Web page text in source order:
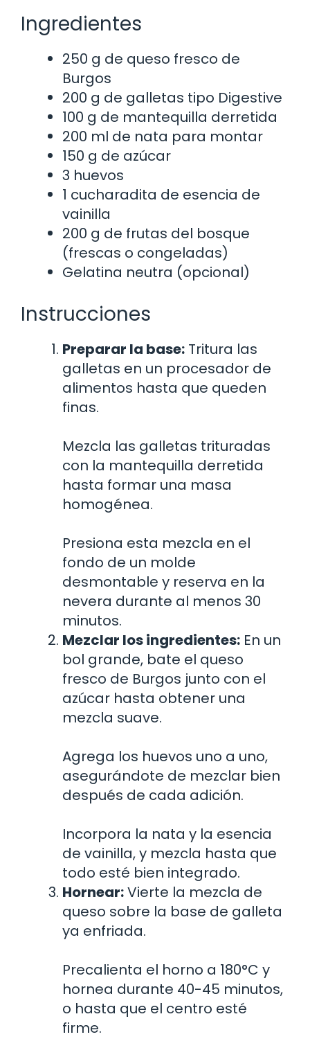
Ingredientes
250 g de queso fresco de
Burgos
200 g de galletas tipo Digestive
100 g de mantequilla derretida
200 ml de nata para montar
150 g de azúcar
3 huevos
1 cucharadita de esencia de
vainilla
200 g de frutas del bosque
(frescas o congeladas)
Gelatina neutra (opcional)
Instrucciones
Preparar la base: Tritura las
galletas en un procesador de
alimentos hasta que queden
finas.
Mezcla las galletas trituradas
con la mantequilla derretida
hasta formar una masa
homogénea.
Presiona esta mezcla en el
fondo de un molde
desmontable y reserva en la
nevera durante al menos 30
minutos.
Mezclar los ingredientes: En un
bol grande, bate el queso
fresco de Burgos junto con el
azúcar hasta obtener una
mezcla suave.
Agrega los huevos uno a uno,
asegurándote de mezclar bien
después de cada adición.
Incorpora la nata y la esencia
de vainilla, y mezcla hasta que
todo esté bien integrado.
Hornear:Vierte la mezcla de
queso sobre la base de galleta
ya enfriada.
Precalienta el horno a 180°C y
hornea durante 40-45 minutos,
o hasta que el centro esté
firme.